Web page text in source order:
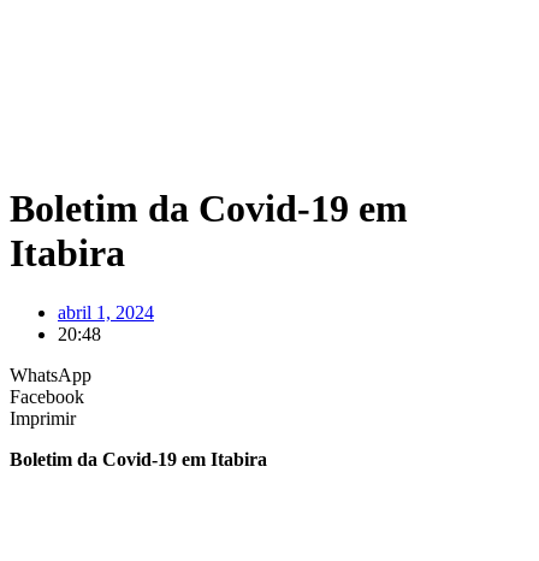
Boletim da Covid-19 em
Itabira
abril 1, 2024
20:48
WhatsApp
Facebook
Imprimir
Boletim da Covid-19 em Itabira